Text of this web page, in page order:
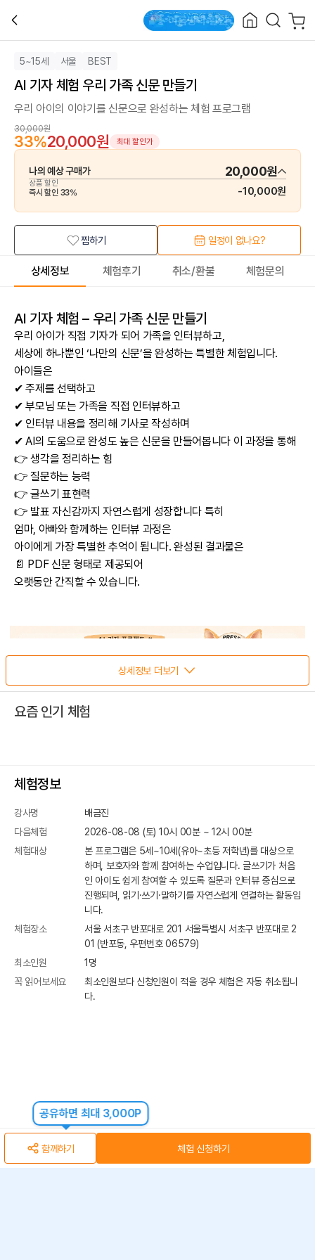
5~15세 서울 BEST
AI 기자 체험 우리 가족 신문 만들기
우리 아이의 이야기를 신문으로 완성하는 체험 프로그램
30,000원
33%20,000원 최대 할인가
나의 예상 구매가 20,000원
상품 할인
즉시 할인 33% -10,000원
찜하기 일정이 없나요?
상세정보 체험후기 취소/환불 체험문의
AI 기자 체험 – 우리 가족 신문 만들기
우리 아이가 직접 기자가 되어 가족을 인터뷰하고,
세상에 하나뿐인 ‘나만의 신문’을 완성하는 특별한 체험입니다.
아이들은
✔ 주제를 선택하고
✔ 부모님 또는 가족을 직접 인터뷰하고
✔ 인터뷰 내용을 정리해 기사로 작성하며
✔ AI의 도움으로 완성도 높은 신문을 만들어봅니다 이 과정을 통해
👉 생각을 정리하는 힘
👉 질문하는 능력
👉 글쓰기 표현력
👉 발표 자신감까지 자연스럽게 성장합니다 특히
엄마, 아빠와 함께하는 인터뷰 과정은
아이에게 가장 특별한 추억이 됩니다. 완성된 결과물은
📄 PDF 신문 형태로 제공되어
오랫동안 간직할 수 있습니다.
상세정보 더보기
요즘 인기 체험
체험정보
강사명
배금진
다음체험
2026-08-08 (토) 10시 00분~ 12시 00분
체험대상
본 프로그램은 5세~10세(유아~초등 저학년)를 대상으로
하며, 보호자와 함께 참여하는 수업입니다. 글쓰기가 처음
인 아이도 쉽게 참여할 수 있도록 질문과 인터뷰 중심으로
진행되며, 읽기·쓰기·말하기를 자연스럽게 연결하는 활동입
니다.
체험장소
서울 서초구 반포대로 201 서울특별시 서초구 반포대로 2
01 (반포동, 우편번호 06579)
최소인원
1 명
꼭 읽어보세요
최소인원보다 신청인원이 적을 경우 체험은 자동 취소됩니
다.
공유하면 최대 3,000P
함께하기 체험 신청하기